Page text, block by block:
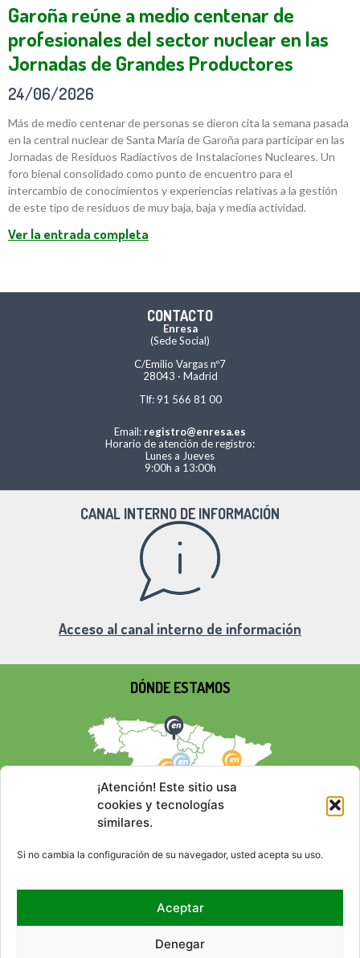
¡Atención! Este sitio usa
cookies y tecnologías
similares.
Si no cambia la configuración de su navegador, usted acepta su uso.
Aceptar
Denegar
Garoña reúne a medio centenar de
profesionales del sector nuclear en las
Jornadas de Grandes Productores
24/06/2026
Más de medio centenar de personas se dieron cita la semana pasada
en la central nuclear de Santa María de Garoña para participar en las
Jornadas de Residuos Radiactivos de Instalaciones Nucleares. Un
foro bienal consolidado como punto de encuentro para el
intercambio de conocimientos y experiencias relativas a la gestión
de este tipo de residuos de muy baja, baja y media actividad.
Ver la entrada completa
CONTACTO
Enresa
(Sede Social)
C/Emilio Vargas nº7
28043 · Madrid
Tlf: 91 566 81 00
Email: registro@enresa.es
Horario de atención de registro:
Lunes a Jueves
9:00h a 13:00h
CANAL INTERNO DE INFORMACIÓN
Acceso al canal interno de información
DÓNDE ESTAMOS
REDES SOCIALES